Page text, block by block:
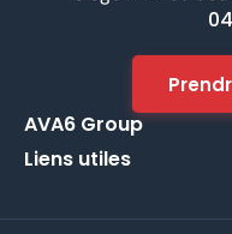
AVA6 Group
À propos
Liens utiles